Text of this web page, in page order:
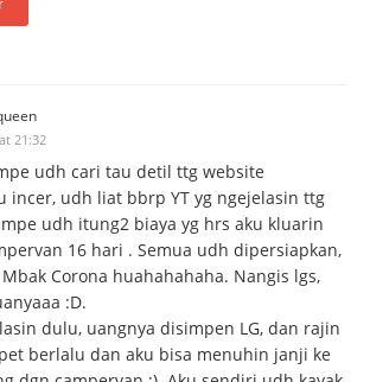
21:32
udh cari tau detil ttg website
incer, udh liat bbrp YT yg ngejelasin ttg
udh itung2 biaya yg hrs aku kluarin
16 hari . Semua udh dipersiapkan,
Corona huahahahaha. Nangis lgs,
:D.
dulu, uangnya disimpen LG, dan rajin
berlalu dan aku bisa menuhin janji ke